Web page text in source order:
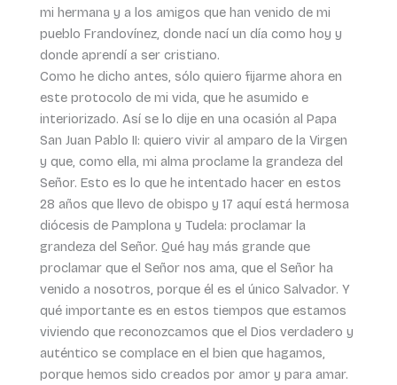
mi hermana y a los amigos que han venido de mi
pueblo Frandovínez, donde nací un día como hoy y
donde aprendí a ser cristiano.
Como he dicho antes, sólo quiero fijarme ahora en
este protocolo de mi vida, que he asumido e
interiorizado. Así se lo dije en una ocasión al Papa
San Juan Pablo II: quiero vivir al amparo de la Virgen
y que, como ella, mi alma proclame la grandeza del
Señor. Esto es lo que he intentado hacer en estos
28 años que llevo de obispo y 17 aquí está hermosa
diócesis de Pamplona y Tudela: proclamar la
grandeza del Señor. Qué hay más grande que
proclamar que el Señor nos ama, que el Señor ha
venido a nosotros, porque él es el único Salvador. Y
qué importante es en estos tiempos que estamos
viviendo que reconozcamos que el Dios verdadero y
auténtico se complace en el bien que hagamos,
porque hemos sido creados por amor y para amar.